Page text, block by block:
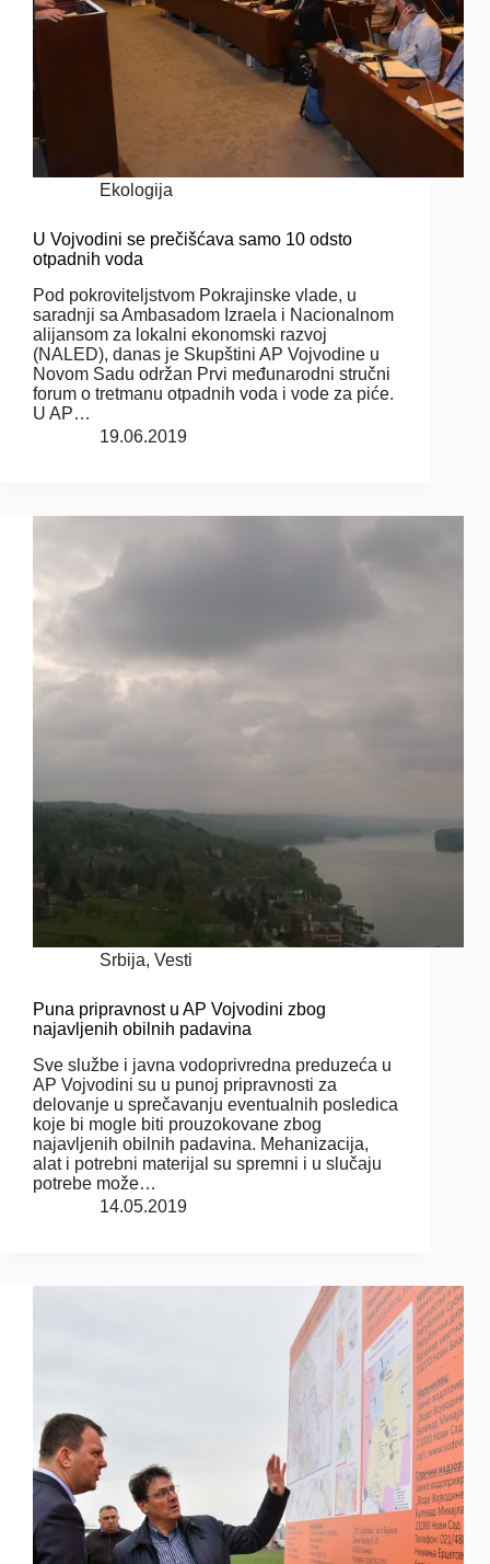
Ekologija
U Vojvodini se prečišćava samo 10 odsto
otpadnih voda
Pod pokroviteljstvom Pokrajinske vlade, u
saradnji sa Ambasadom Izraela i Nacionalnom
alijansom za lokalni ekonomski razvoj
(NALED), danas je Skupštini AP Vojvodine u
Novom Sadu održan Prvi međunarodni stručni
forum o tretmanu otpadnih voda i vode za piće.
U AP…
19.06.2019
Srbija, Vesti
Puna pripravnost u AP Vojvodini zbog
najavljenih obilnih padavina
Sve službe i javna vodoprivredna preduzeća u
AP Vojvodini su u punoj pripravnosti za
delovanje u sprečavanju eventualnih posledica
koje bi mogle biti prouzokovane zbog
najavljenih obilnih padavina. Mehanizacija,
alat i potrebni materijal su spremni i u slučaju
potrebe može…
14.05.2019